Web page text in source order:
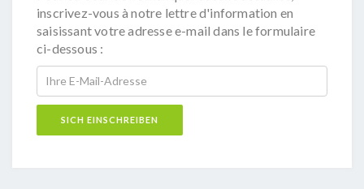
inscrivez-vous à notre lettre d'information en
saisissant votre adresse e-mail dans le formulaire
ci-dessous :